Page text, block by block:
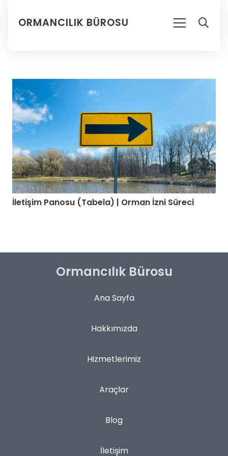
ORMANCILIK BÜROSU
İletişim Panosu (Tabela) | Orman İzni Süreci
Ormancılık Bürosu
Ana Sayfa
Hakkımızda
Hizmetlerimiz
Araçlar
Blog
İletişim